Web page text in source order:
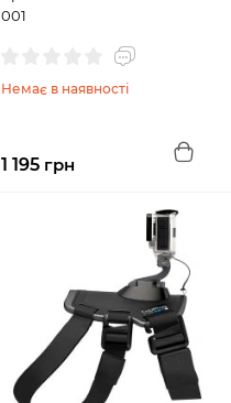
001
Немає в наявності
1 195 грн